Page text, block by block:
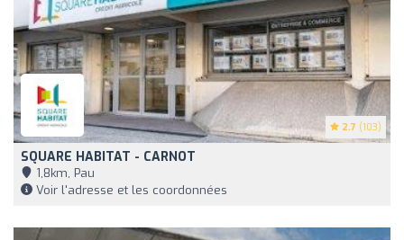
2.7 (103)
SQUARE HABITAT - CARNOT
1,8km, Pau
Voir l'adresse et les coordonnées